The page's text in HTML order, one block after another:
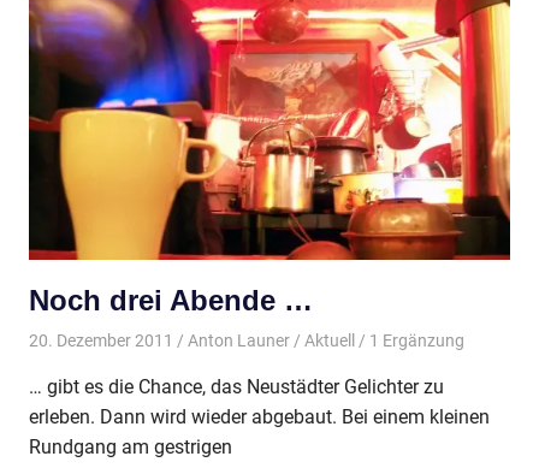
Noch drei Abende …
20. Dezember 2011 Anton Launer Aktuell / 1 Ergänzung
… gibt es die Chance, das Neustädter Gelichter zu
erleben. Dann wird wieder abgebaut. Bei einem kleinen
Rundgang am gestrigen